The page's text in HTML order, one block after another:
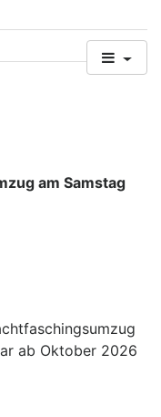
am Samstag
ab Oktober 2026